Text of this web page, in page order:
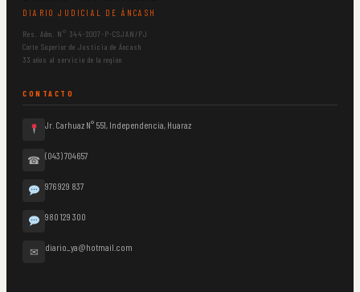
DIARIO JUDICIAL DE ÁNCASH
Res. Adm. N° 344-2007-P-CSJAN/PJ
Corte Superior de Justicia de Áncash
33 años al servicio de la región
CONTACTO
Jr. Carhuaz N° 551, Independencia, Huaraz
☎ (043) 704657
976 929 837
980 129 300
✉ diario_ya@hotmail.com